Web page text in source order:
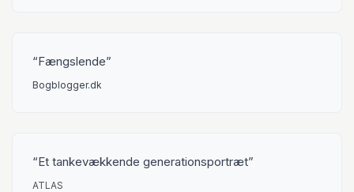
Fængslende
Bogblogger.dk
Et tankevækkende generationsportræt
ATLAS